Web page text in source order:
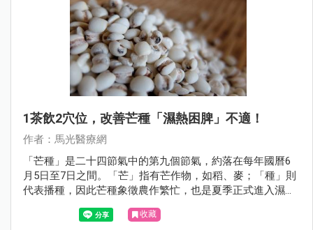
1茶飲2穴位，改善芒種「濕熱困脾」不適！
作者：馬光醫療網
「芒種」是二十四節氣中的第九個節氣，約落在每年國曆6
月5日至7日之間。「芒」指有芒作物，如稻、麥；「種」則
代表播種，因此芒種象徵農作繁忙，也是夏季正式進入濕熱
階段的重要節氣。
收藏